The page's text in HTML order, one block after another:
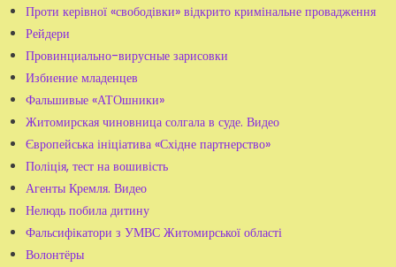
Проти керівної «свободівки» відкрито кримінальне провадження
Рейдери
Провинциально-вирусные зарисовки
Избиение младенцев
Фальшивые «АТОшники»
Житомирская чиновница солгала в суде. Видео
Європейська ініціатива «Східне партнерство»
Поліція, тест на вошивість
Агенты Кремля. Видео
Нелюдь побила дитину
Фальсифікатори з УМВС Житомирської області
Волонтёры